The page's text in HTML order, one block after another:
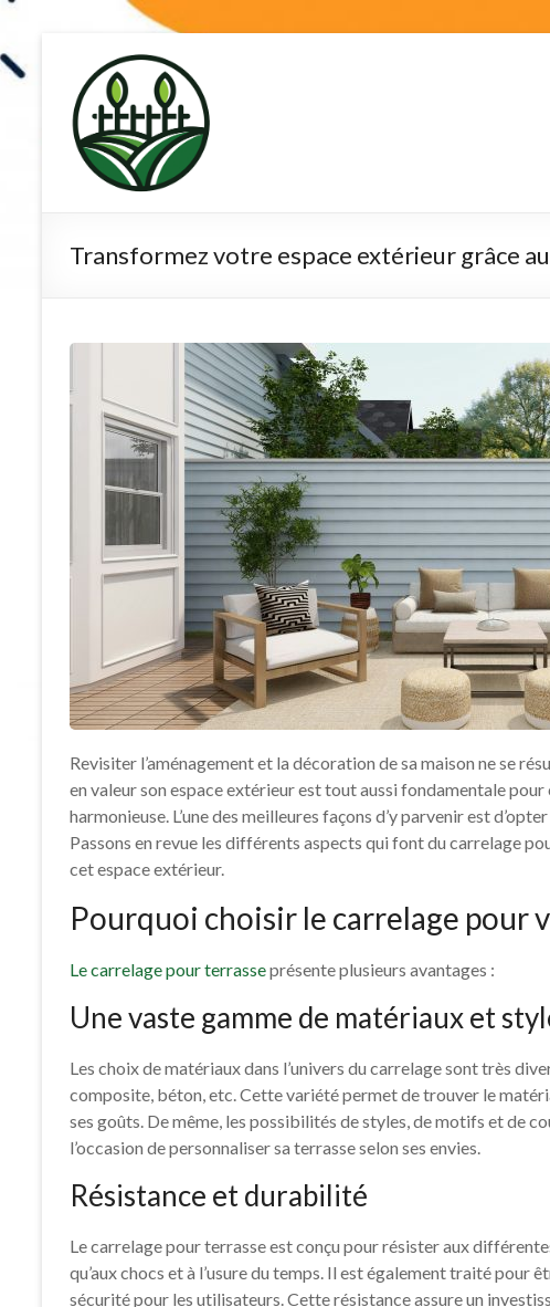
contentterre-de-
diatomee.net
Transformez votre espace extérieur grâce
Revisiter l’aménagement et la décoration de sa maison ne se
en valeur son espace extérieur est tout aussi fondamentale
harmonieuse. L’une des meilleures façons d’y parvenir est
Passons en revue les différents aspects qui font du carrelage
cet espace extérieur.
Pourquoi choisir le carrelage pour
Le carrelage pour terrasseprésente plusieurs avantages :
Une vaste gamme de matériaux et
Les choix de matériaux dans l’univers du carrelage sont très
composite, béton, etc. Cette variété permet de trouver le
ses goûts. De même, les possibilités de styles, de motifs et de
l’occasion de personnaliser sa terrasse selon ses envies.
Résistance et durabilité
Le carrelage pour terrasse est conçu pour résister aux
qu’aux chocs et à l’usure du temps. Il est également traité pour
sécurité pour les utilisateurs. Cette résistance assure un